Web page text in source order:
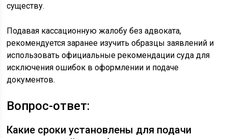
существу.
Подавая кассационную жалобу без адвоката,
рекомендуется заранее изучить образцы заявлений и
использовать официальные рекомендации суда для
исключения ошибок в оформлении и подаче
документов.
Вопрос-ответ:
Какие сроки установлены для подачи